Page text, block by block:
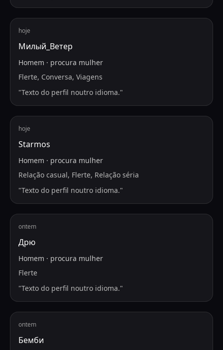
hoje
Милый_Ветер
Homem · procura mulher
Flerte, Conversa, Viagens
"Texto do perfil noutro idioma."
hoje
Starmos
Homem · procura mulher
Relação casual, Flerte, Relação séria
"Texto do perfil noutro idioma."
ontem
Дрю
Homem · procura mulher
Flerte
"Texto do perfil noutro idioma."
ontem
Бемби